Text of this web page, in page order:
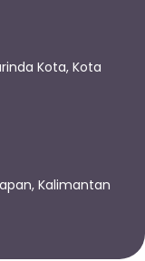
Kota, Kota
Kalimantan